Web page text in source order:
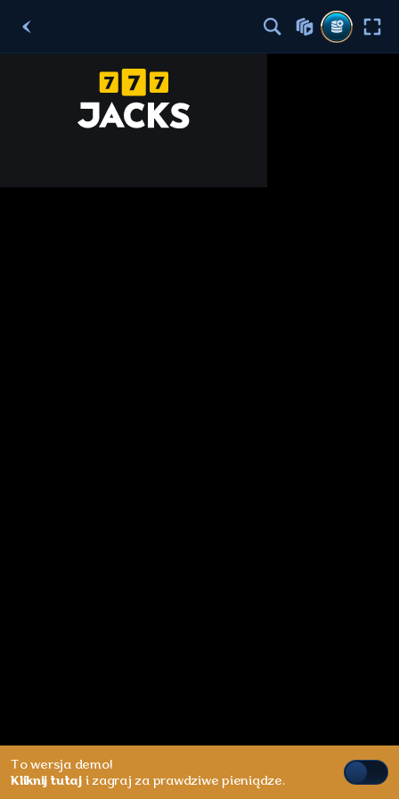
To wersja demo!
Kliknij tutaji zagraj za prawdziwe pieniądze.